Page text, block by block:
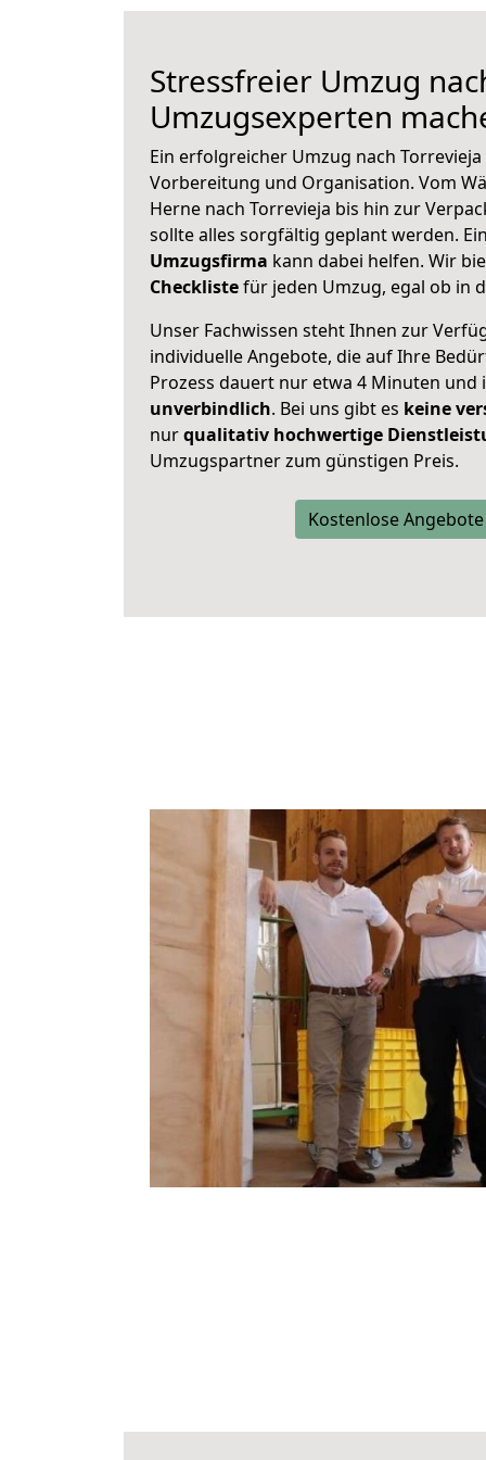
Stressfreier Umzug
Umzugsexperten
Ein erfolgreicher Umzug nach
Vorbereitung und Organisation. Vom
Herne nach Torrevieja bis hin zur
sollte alles sorgfältig geplant werden.
Umzugsfirma kann dabei helfen. Wir
Checklistefür jeden Umzug, egal ob in
Unser Fachwissen steht Ihnen zur
individuelle Angebote, die auf Ihre
Prozess dauert nur etwa 4 Minuten und
unverbindlich. Bei uns gibt es keine
nurqualitativ hochwertige
Umzugspartner zum günstigen Preis.
Kostenlose